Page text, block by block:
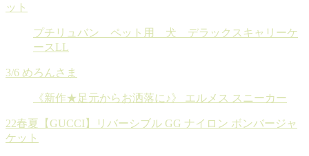
ット
プチリュバン ペット用 犬 デラックスキャリーケ
ースLL
3/6 めろんさま
《新作★足元からお洒落に♪》 エルメス スニーカー
22春夏【GUCCI】リバーシブル GG ナイロン ボンバージャ
ケット